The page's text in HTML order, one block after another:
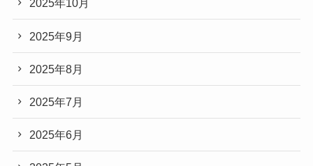
2025年10月
2025年9月
2025年8月
2025年7月
2025年6月